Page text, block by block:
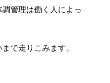
管理は働く人によっ
で走りこみます。